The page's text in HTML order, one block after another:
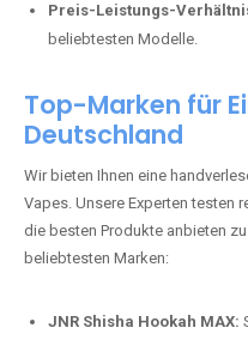
Preis-Leistungs-
beliebtesten Modelle.
Top-Marken für
Deutschland
Wir bieten Ihnen eine
Vapes. Unsere Experten testen
die besten Produkte anbieten
beliebtesten Marken:
JNR Shisha Hookah MAX: